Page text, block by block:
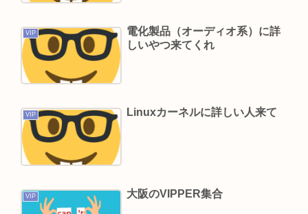
ら詳細を伝えよ」
【高市算】「50%引きの札が貼られた3000円の肉
と、値引きされていない1000円の肉では安いのは
どちらか」父の答え「50%引きの肉」
【画像】村重杏奈さん(30)のおぱーいがコチラ
www
三浦マイルド「その姿は、紛れもなく芸人でし
た」清水良太郎さんのステージ回想し追悼
みいちゃんは予定通りTVでアニメを流すべきだと
思う
VIP
電化製品（オーディオ系）に詳
しいやつ来てくれ
VIP Linuxカーネルに詳しい人来て
VIP 大阪のVIPPER集合